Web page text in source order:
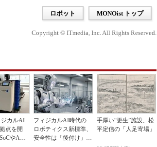
ロボット MONOist トップ
Copyright © ITmedia, Inc. All Rights Reserved.
カルAI
点を開
やAM
フィジカルAI時代の
ロボティクス新標準、
安全性は「後付け」で
手厚い“更生”施設、松
平定信の「人足寄場」